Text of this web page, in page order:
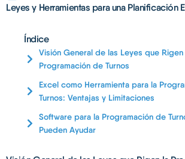
Leyes y Herramientas para una Planificación
Índice
Visión General de las Leyes que Rigen
Programación de Turnos
Excel como Herramienta para la
Turnos: Ventajas y Limitaciones
Software para la Programación de
Pueden Ayudar